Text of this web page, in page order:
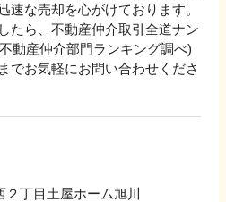
速な売却を心がけております。
たら、不動産仲介取引全道ナン
動産仲介部門ランキング調べ)
でお気軽にお問い合わせくださ
丁目土屋ホーム旭川